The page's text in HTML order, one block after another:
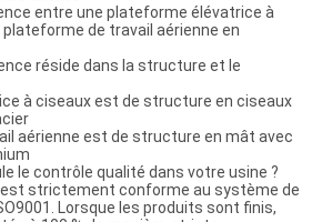
entre une plateforme élévatrice à
de travail aérienne en
réside dans la structure et le
à ciseaux est de structure en ciseaux
aérienne est de structure en mât avec
le contrôle qualité dans votre usine ?
est strictement conforme au système de
Lorsque les produits sont finis,